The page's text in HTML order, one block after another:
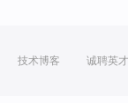
技术博客 诚聘英才